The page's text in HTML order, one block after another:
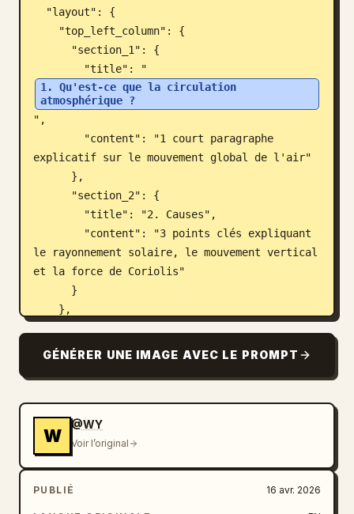
        "title": "
1. Qu'est-ce que la circulation
atmosphérique ?
",
explicatif sur le mouvement global de l'air"
le rayonnement solaire, le mouvement vertical
et la force de Coriolis"
      "section_3": {
",
        "diagram_features": [
          "Coupe transversale de la Terre
GÉNÉRER UNE IMAGE AVEC LE PROMPT
W
@WY
Voir l’original
PUBLIÉ 16 avr. 2026